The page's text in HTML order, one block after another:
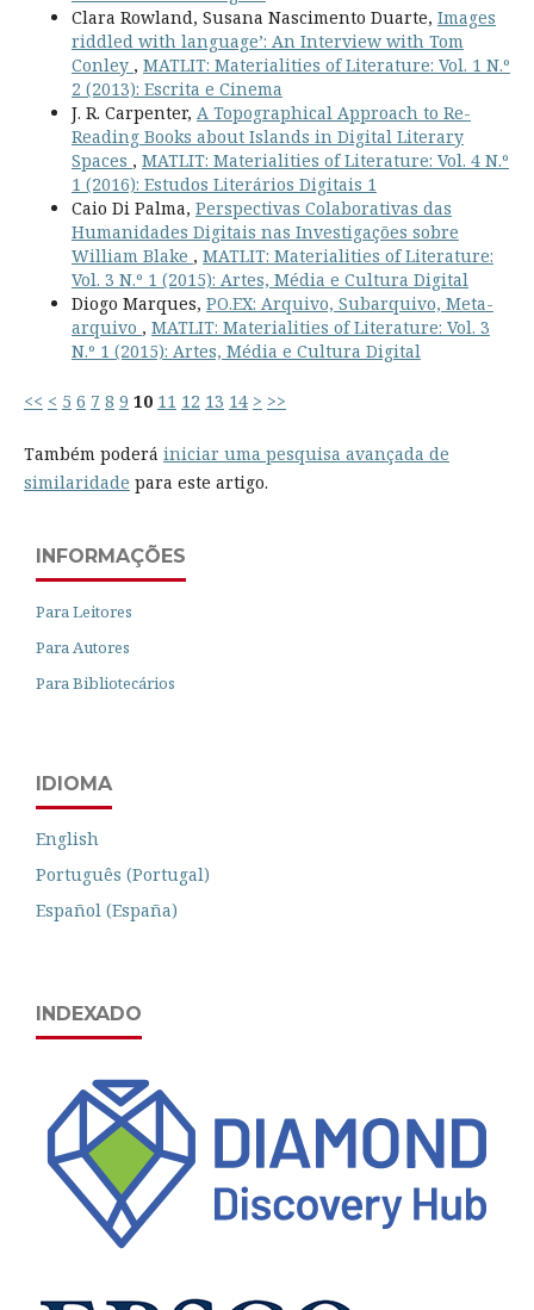
Clara Rowland, Susana Nascimento Duarte, Images
riddled with language’: An Interview with Tom
Conley , MATLIT: Materialities of Literature: Vol. 1 N.º
2 (2013): Escrita e Cinema
J. R. Carpenter, A Topographical Approach to Re-
Reading Books about Islands in Digital Literary
Spaces , MATLIT: Materialities of Literature: Vol. 4 N.º
1 (2016): Estudos Literários Digitais 1
Caio Di Palma, Perspectivas Colaborativas das
Humanidades Digitais nas Investigações sobre
William Blake , MATLIT: Materialities of Literature:
Vol. 3 N.º 1 (2015): Artes, Média e Cultura Digital
Diogo Marques, PO.EX: Arquivo, Subarquivo, Meta-
arquivo , MATLIT: Materialities of Literature: Vol. 3
N.º 1 (2015): Artes, Média e Cultura Digital
<< < 5 6 7 8 9 10 11 12 13 14 > >>
Também poderá iniciar uma pesquisa avançada de
similaridade para este artigo.
INFORMAÇÕES
Para Leitores
Para Autores
Para Bibliotecários
IDIOMA
English
Português (Portugal)
Español (España)
INDEXADO